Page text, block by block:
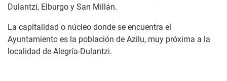
Dulantzi, Elburgo y San Millán.
La capitalidad o núcleo donde se encuentra el
Ayuntamiento es la población de Azilu, muy próxima a la
localidad de Alegría-Dulantzi.